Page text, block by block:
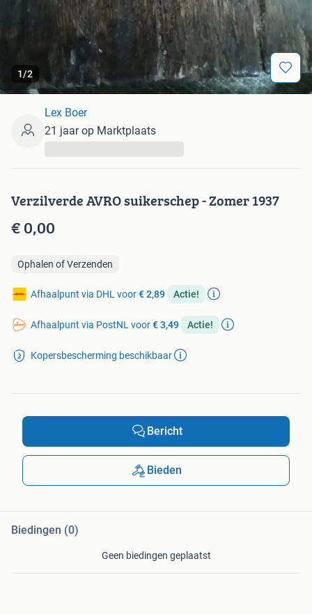
1/2
Verzilverde AVRO suikerschep - Zomer 1937
€ 0,00
Ophalen of Verzenden
Afhaalpunt via DHL voor€ 2,89 Actie!
Afhaalpunt via PostNL voor€ 3,49 Actie!
Kopersbescherming beschikbaar
Lex Boer
21 jaar op Marktplaats
Bericht
Bieden
Biedingen (0)
Geen biedingen geplaatst